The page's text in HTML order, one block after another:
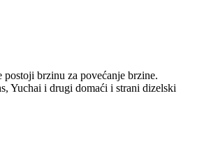
brzinu za povećanje brzine.
Yuchai i drugi domaći i strani dizelski